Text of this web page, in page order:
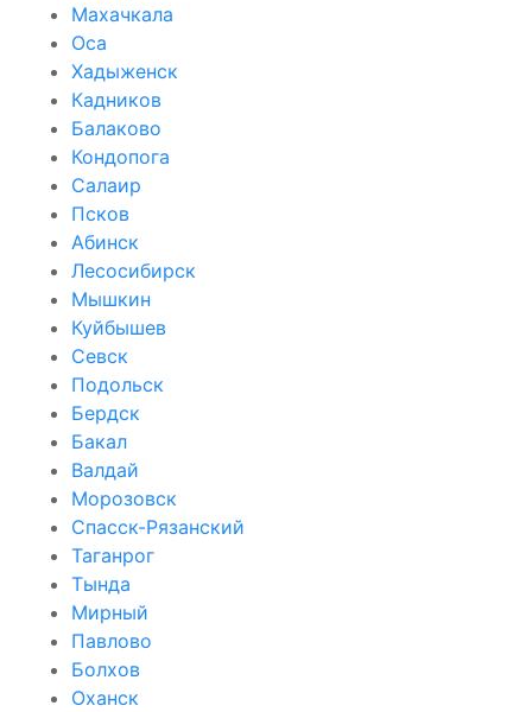
Махачкала
Оса
Хадыженск
Кадников
Балаково
Кондопога
Салаир
Псков
Абинск
Лесосибирск
Мышкин
Куйбышев
Севск
Подольск
Бердск
Бакал
Валдай
Морозовск
Спасск-Рязанский
Таганрог
Тында
Мирный
Павлово
Болхов
Оханск